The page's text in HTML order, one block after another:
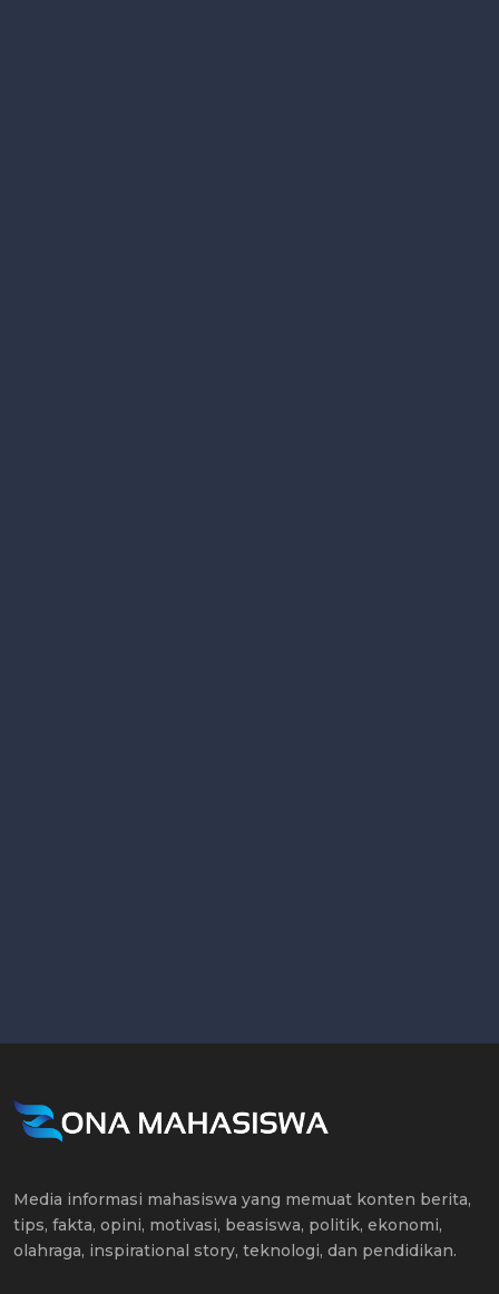
Media informasi mahasiswa yang memuat konten berita,
tips, fakta, opini, motivasi, beasiswa, politik, ekonomi,
olahraga, inspirational story, teknologi, dan pendidikan.